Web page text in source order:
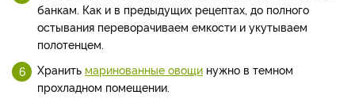
банкам. Как и в предыдущих рецептах, до полного
остывания переворачиваем емкости и укутываем
полотенцем.
Хранить маринованные овощи нужно в темном
прохладном помещении.